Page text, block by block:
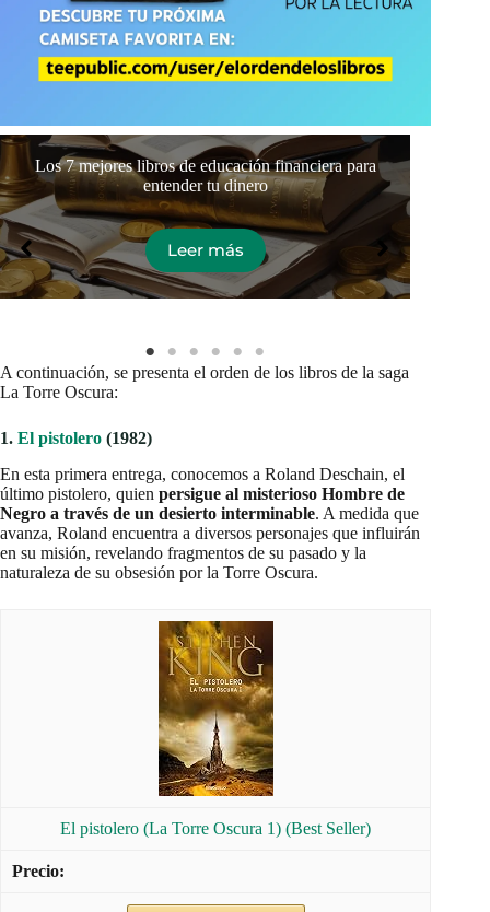
Los 7 mejores libros de educación financiera para
entender tu dinero
Leer más
A continuación, se presenta el orden de los libros de la saga
La Torre Oscura:
1. El pistolero (1982)
En esta primera entrega, conocemos a Roland Deschain, el
último pistolero, quien persigue al misterioso Hombre de
Negro a través de un desierto interminable. A medida que
avanza, Roland encuentra a diversos personajes que influirán
en su misión, revelando fragmentos de su pasado y la
naturaleza de su obsesión por la Torre Oscura.
El pistolero (La Torre Oscura 1) (Best Seller)